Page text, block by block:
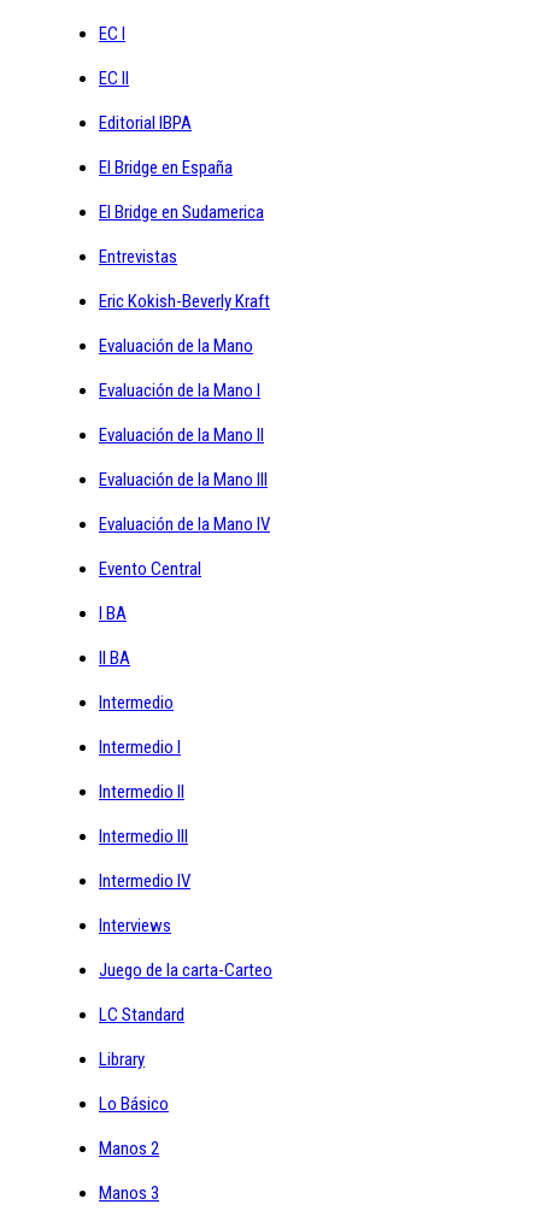
EC I
EC II
Editorial IBPA
El Bridge en España
El Bridge en Sudamerica
Entrevistas
Eric Kokish-Beverly Kraft
Evaluación de la Mano
Evaluación de la Mano I
Evaluación de la Mano II
Evaluación de la Mano III
Evaluación de la Mano IV
Evento Central
I BA
II BA
Intermedio
Intermedio I
Intermedio II
Intermedio III
Intermedio IV
Interviews
Juego de la carta-Carteo
LC Standard
Library
Lo Básico
Manos 2
Manos 3